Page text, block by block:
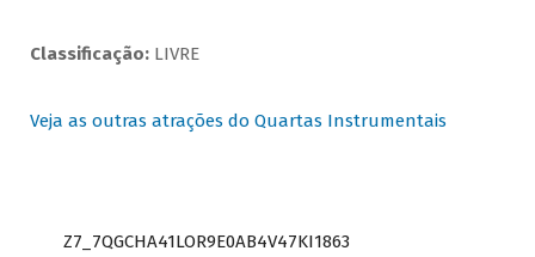
Classificação:LIVRE
Veja as outras atrações do Quartas Instrumentais
Z7_7QGCHA41LOR9E0AB4V47KI1863